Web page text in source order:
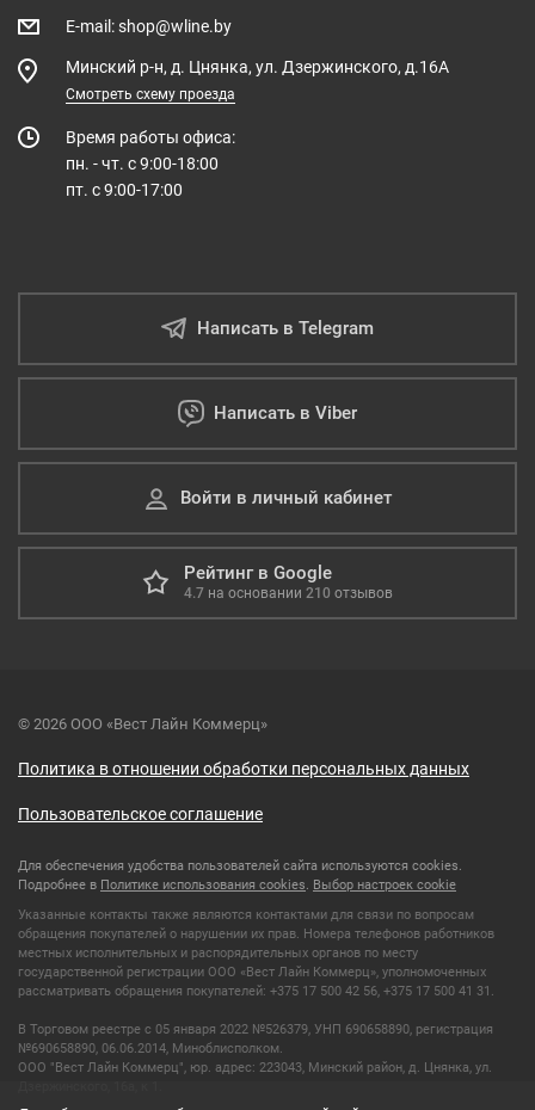
E-mail :shop@wline.by
Минский р-н, д. Цнянка, ул. Дзержинского, д.16А
Смотреть схему проезда
Время работы офиса:
пн. - чт. с 9:00-18:00
пт. с 9:00-17:00
Написать в Telegram
Написать в Viber
Войти в личный кабинет
Рейтинг в Google
4.7 на основании 210 отзывов
© 2026 ООО «Вест Лайн Коммерц»
Политика в отношении обработки персональных данных
Пользовательское соглашение
Для обеспечения удобства пользователей сайта используются cookies.
Подробнее в Политике использования cookies. Выбор настроек cookie
Указанные контакты также являются контактами для связи по вопросам
обращения покупателей о нарушении их прав. Номера телефонов работников
местных исполнительных и распорядительных органов по месту
государственной регистрации ООО «Вест Лайн Коммерц», уполномоченных
рассматривать обращения покупателей: +375 17 500 42 56, +375 17 500 41 31.
В Торговом реестре с 05 января 2022 №526379, УНП 690658890, регистрация
№690658890, 06.06.2014, Миноблисполком.
ООО "Вест Лайн Коммерц", юр. адрес: 223043, Минский район, д. Цнянка, ул.